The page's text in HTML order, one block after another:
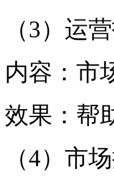
（3）运
内容：市
效果：帮
（4）市